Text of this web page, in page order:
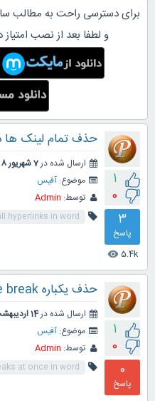
برای دسترسی راحت به مطالب
و لطفا بعد از نصب
1
0
3
پاسخ
5.4k
visibility
حذف تمام لینک ها
ارسال شده در7 شهریور 1398
موضوع: آفیس
توسط: Admin
hyperlinks in word
1
0
0
پاسخ
حذف یکباره page break ها در ورد
ارسال شده در14 اردیبهشت 1398
موضوع: آفیس
توسط: Admin
at once in word